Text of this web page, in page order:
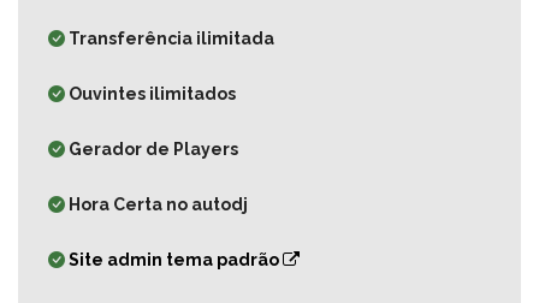
Transferência ilimitada
Ouvintes ilimitados
Gerador de Players
Hora Certa no autodj
Site admin tema padrão